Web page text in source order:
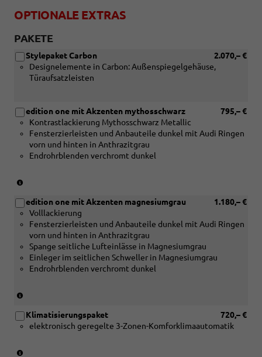
OPTIONALE EXTRAS
PAKETE
2.070,– €
Stylepaket Carbon
Designelemente in Carbon: Außenspiegelgehäuse,
Türaufsatzleisten
795,– €
edition one mit Akzenten mythosschwarz
Kontrastlackierung Mythosschwarz Metallic
Fensterzierleisten und Anbauteile dunkel mit Audi Ringen
vorn und hinten in Anthrazitgrau
Endrohrblenden verchromt dunkel
Verbindung
mit
[PY2]
Exterieur
line
und
1.180,– €
edition one mit Akzenten magnesiumgrau
Volllackierung
Fensterzierleisten und Anbauteile dunkel mit Audi Ringen
vorn und hinten in Anthrazitgrau
Spange seitliche Lufteinlässe in Magnesiumgrau
Einleger im seitlichen Schweller in Magnesiumgrau
Endrohrblenden verchromt dunkel
Verbindung
mit
720,– €
Klimatisierungspaket
elektronisch geregelte 3-Zonen-Komforklimaautomatik